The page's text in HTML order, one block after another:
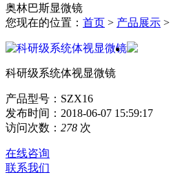
奥林巴斯显微镜
您现在的位置： 首页 > 产品展示 >
科研级系统体视显微镜
产品型号：SZX16
发布时间：2018-06-07 15:59:17
访问次数： 278 次
在线咨询
联系我们